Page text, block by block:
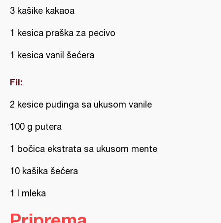
3 kašike kakaoa
1 kesica praška za pecivo
1 kesica vanil šećera
Fil:
2 kesice pudinga sa ukusom vanile
100 g putera
1 bočica ekstrata sa ukusom mente
10 kašika šećera
1 l mleka